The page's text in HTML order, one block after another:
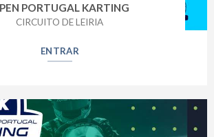
PORTUGAL KARTING
CIRCUITO DE LEIRIA
ENTRAR